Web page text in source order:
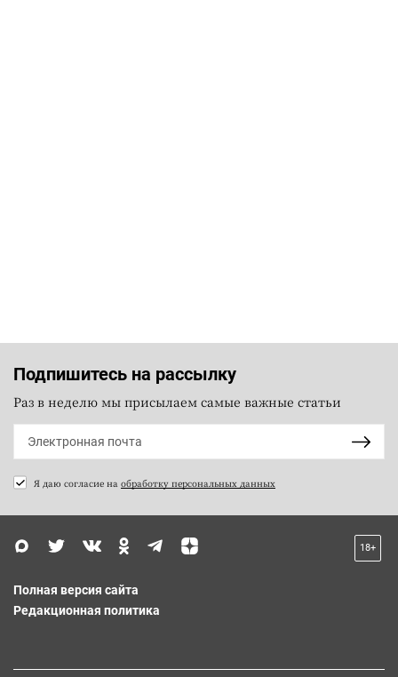
Подпишитесь на рассылку
Раз в неделю мы присылаем самые важные статьи
Я даю согласие на обработку персональных данных
18+
Полная версия сайта
Редакционная политика